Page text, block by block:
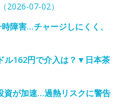
（2026-07-02）
障害…チャージしにくく、
ル162円で介入は？▼日本茶
が加速…過熱リスクに警告